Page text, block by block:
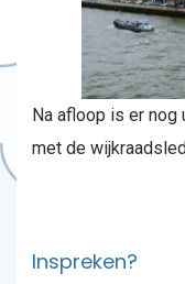
Na afloop is er
met de
Inspreken?